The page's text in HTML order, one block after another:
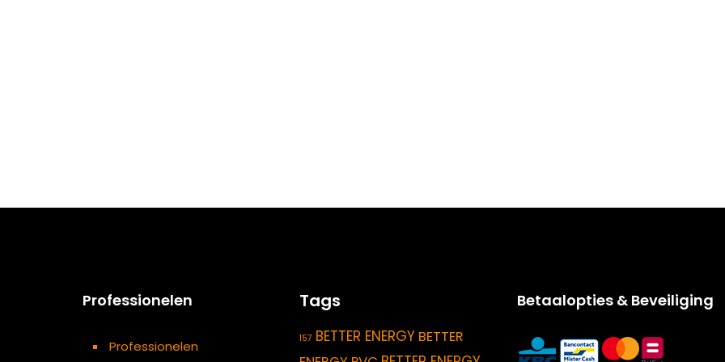
Professionelen
Professionelen
Tags
157 BETTER ENERGY BETTER
Betaalopties & Beveiliging